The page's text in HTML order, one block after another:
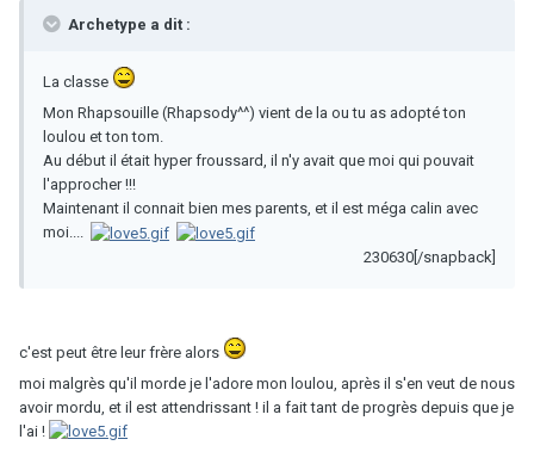
Archetype a dit :
La classe
Mon Rhapsouille (Rhapsody^^) vient de la ou tu as adopté ton
loulou et ton tom.
Au début il était hyper froussard, il n'y avait que moi qui pouvait
l'approcher !!!
Maintenant il connait bien mes parents, et il est méga calin avec
moi....
230630[/snapback]
c'est peut être leur frère alors
moi malgrès qu'il morde je l'adore mon loulou, après il s'en veut de nous
avoir mordu, et il est attendrissant ! il a fait tant de progrès depuis que je
l'ai !